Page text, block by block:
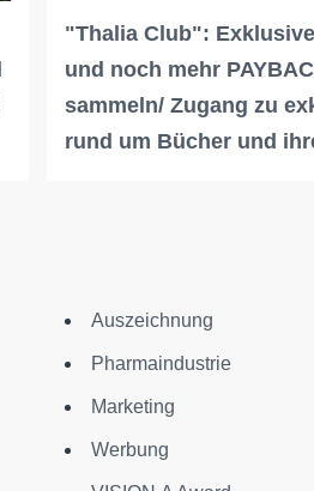
"Thalia Club":
und noch mehr
sammeln/ Zugang zu
rund um Bücher und
Auszeichnung
Pharmaindustrie
Marketing
Werbung